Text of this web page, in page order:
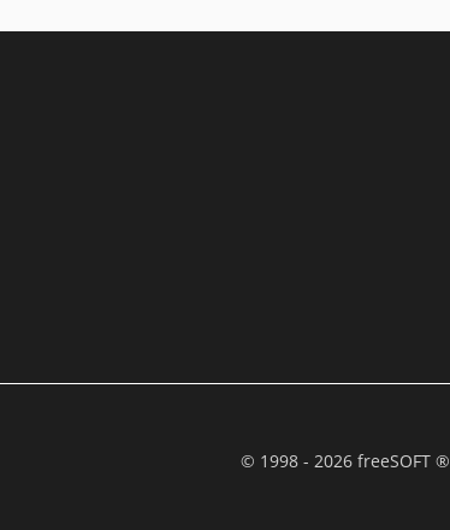
© 1998 - 2026 freeSOFT ®